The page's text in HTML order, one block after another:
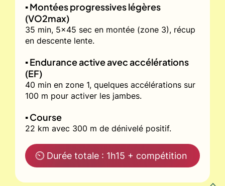
▪️ Montées progressives légères
(VO2max)
35 min, 5x45 sec en montée (zone 3), récup
en descente lente.
▪️ Endurance active avec accélérations
(EF)
40 min en zone 1, quelques accélérations sur
100 m pour activer les jambes.
▪️ Course
22 km avec 300 m de dénivelé positif.
⏲ Durée totale : 1h15 + compétition